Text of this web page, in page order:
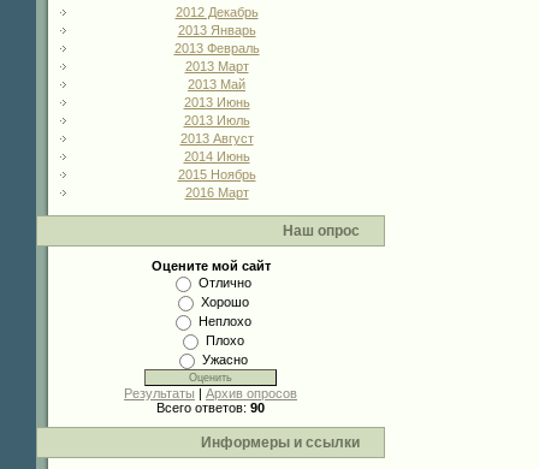
2012 Декабрь
2013 Январь
2013 Февраль
2013 Март
2013 Май
2013 Июнь
2013 Июль
2013 Август
2014 Июнь
2015 Ноябрь
2016 Март
Наш опрос
Оцените мой сайт
Отлично
Хорошо
Неплохо
Плохо
Ужасно
Результаты | Архив опросов
Всего ответов: 90
Информеры и ссылки